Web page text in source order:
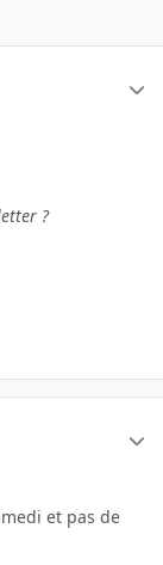
?
et pas de